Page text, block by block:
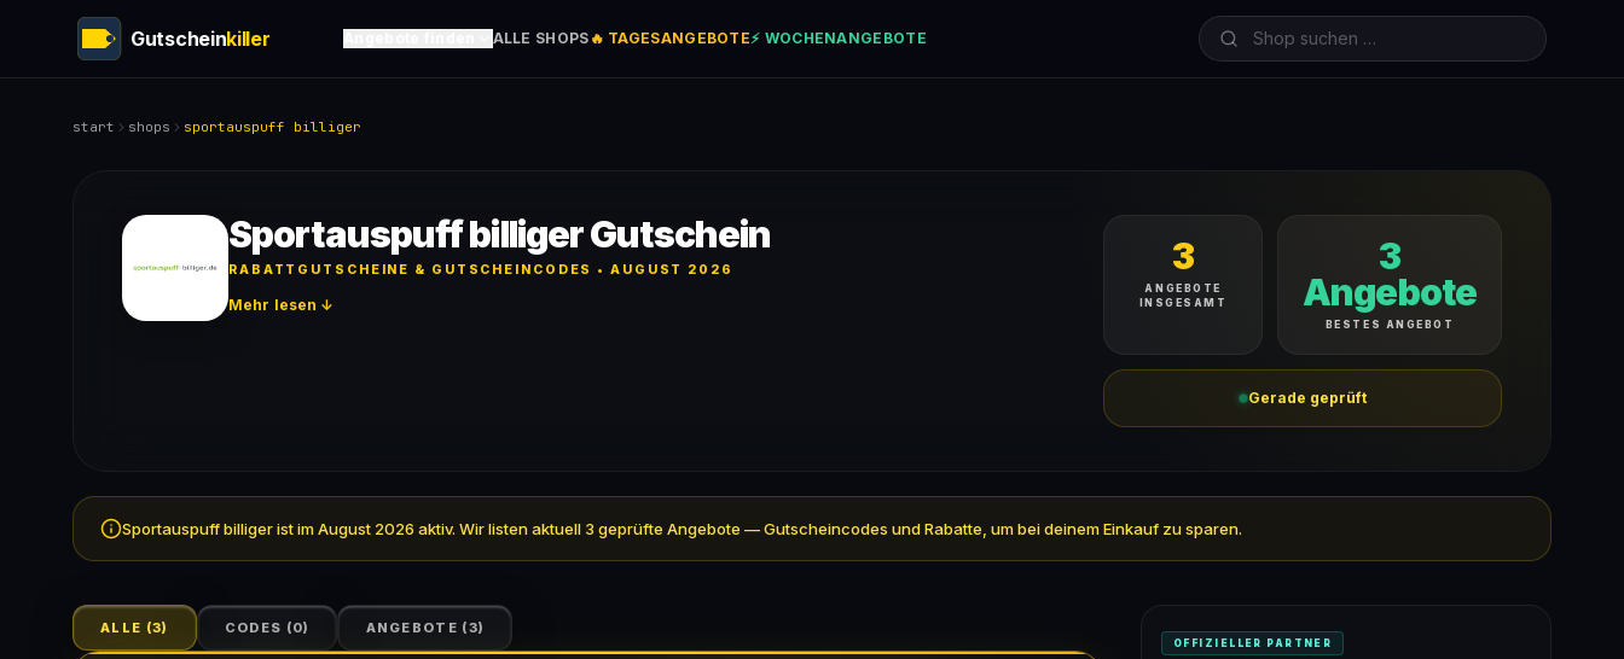
Gutscheinkiller ALLE SHOPS 🔥 TAGESANGEBOTE⚡ WOCHENANGEBOTE
start shops sportauspuff billiger
Sportauspuff billiger Gutschein
RABATTGUTSCHEINE & GUTSCHEINCODES • AUGUST 2026
Mehr lesen ↓
3
ANGEBOTE
INSGESAMT
3
Angebote
BESTES ANGEBOT
Gerade geprüft
Sportauspuff billiger ist im August 2026 aktiv. Wir listen aktuell 3 geprüfte Angebote — Gutscheincodes und Rabatte, um bei deinem Einkauf zu sparen.
ALLE (3) CODES (0) ANGEBOTE (3)
OFFIZIELLER PARTNER